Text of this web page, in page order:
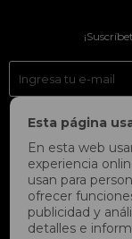
Esta página
En esta web
experiencia
usan para
ofrecer
publicidad y
detalles e